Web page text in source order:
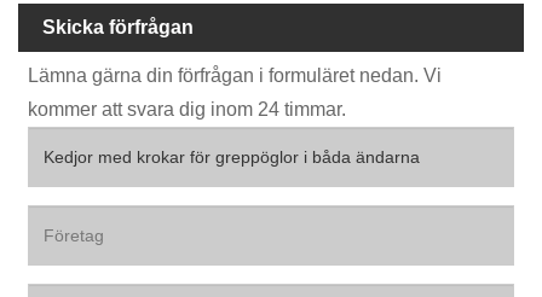
Skicka förfrågan
Lämna gärna din förfrågan i formuläret nedan. Vi
kommer att svara dig inom 24 timmar.